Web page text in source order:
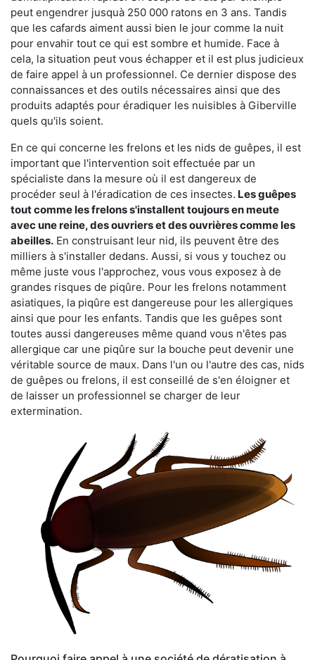
peut engendrer jusquà 250 000 ratons en 3 ans. Tandis
que les cafards aiment aussi bien le jour comme la nuit
pour envahir tout ce qui est sombre et humide. Face à
cela, la situation peut vous échapper et il est plus judicieux
de faire appel à un professionnel. Ce dernier dispose des
connaissances et des outils nécessaires ainsi que des
produits adaptés pour éradiquer les nuisibles à Giberville
quels qu'ils soient.
En ce qui concerne les frelons et les nids de guêpes, il est
important que l'intervention soit effectuée par un
spécialiste dans la mesure où il est dangereux de
procéder seul à l'éradication de ces insectes. Les guêpes
tout comme les frelons s'installent toujours en meute
avec une reine, des ouvriers et des ouvrières comme les
abeilles. En construisant leur nid, ils peuvent être des
milliers à s'installer dedans. Aussi, si vous y touchez ou
même juste vous l'approchez, vous vous exposez à de
grandes risques de piqûre. Pour les frelons notamment
asiatiques, la piqûre est dangereuse pour les allergiques
ainsi que pour les enfants. Tandis que les guêpes sont
toutes aussi dangereuses même quand vous n'êtes pas
allergique car une piqûre sur la bouche peut devenir une
véritable source de maux. Dans l'un ou l'autre des cas, nids
de guêpes ou frelons, il est conseillé de s'en éloigner et
de laisser un professionnel se charger de leur
extermination.